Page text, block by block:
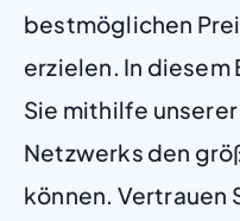
bestmöglichen
erzielen. In
Sie mithilfe
Netzwerks den
können. Vertrauen